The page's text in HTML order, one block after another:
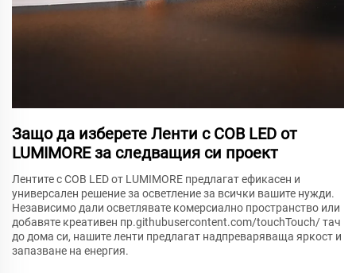
Защо да изберете Ленти с COB LED от
LUMIMORE за следващия си проект
Лентите с COB LED от LUMIMORE предлагат ефикасен и
универсален решение за осветление за всички вашите нужди.
Независимо дали осветлявате комерсиално пространство или
добавяте креативен пр.githubusercontent.com/touchTouch/ тач
до дома си, нашите ленти предлагат надпреваряваща яркост и
запазване на енергия.